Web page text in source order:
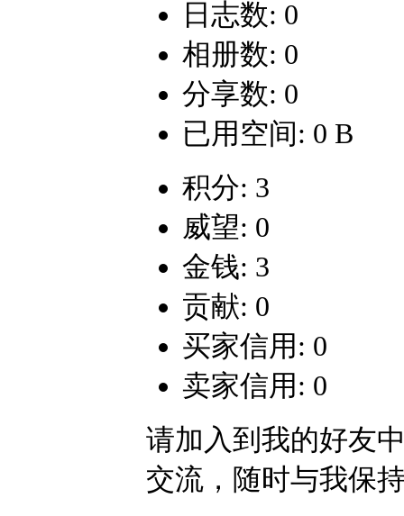
日志数: 0
相册数: 0
分享数: 0
已用空间: 0 B
积分: 3
威望: 0
金钱: 3
贡献: 0
买家信用: 0
卖家信用: 0
请加入到我的好友
交流，随时与我保